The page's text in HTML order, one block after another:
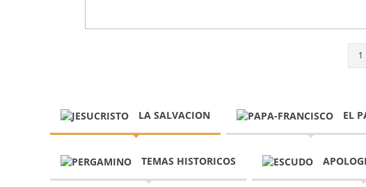
1
LA SALVACION EL
TEMAS HISTORICOS